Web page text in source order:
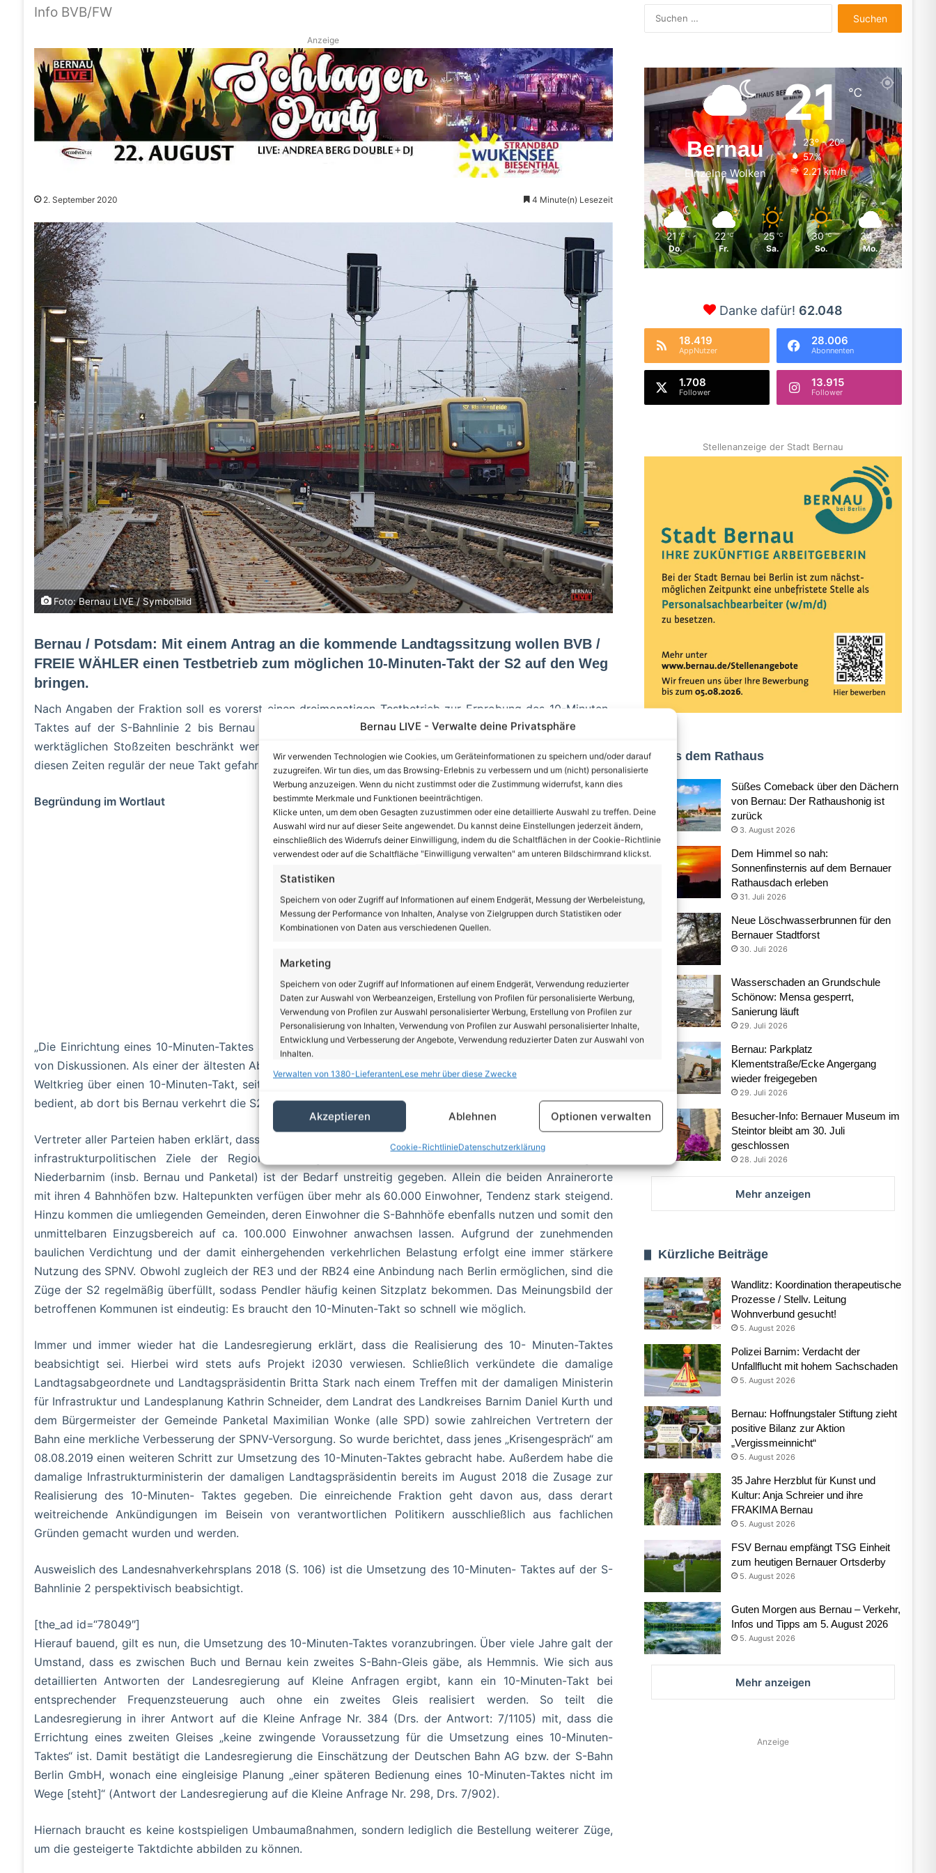
Bernau LIVE - Verwalte deine Privatsphäre
Wir verwenden Technologien wie Cookies, um Geräteinformationen zu speichern und/oder darauf
zuzugreifen. Wir tun dies, um das Browsing-Erlebnis zu verbessern und um (nicht) personalisierte
Werbung anzuzeigen. Wenn du nicht zustimmst oder die Zustimmung widerrufst, kann dies
bestimmte Merkmale und Funktionen beeinträchtigen.
Klicke unten, um dem oben Gesagten zuzustimmen oder eine detaillierte Auswahl zu treffen. Deine
Auswahl wird nur auf dieser Seite angewendet. Du kannst deine Einstellungen jederzeit ändern,
einschließlich des Widerrufs deiner Einwilligung, indem du die Schaltflächen in der Cookie-Richtlinie
verwendest oder auf die Schaltfläche "Einwilligung verwalten" am unteren Bildschirmrand klickst.
Statistiken
Speichern von oder Zugriff auf Informationen auf einem Endgerät, Messung der Werbeleistung,
Messung der Performance von Inhalten, Analyse von Zielgruppen durch Statistiken oder
Kombinationen von Daten aus verschiedenen Quellen.
Marketing
Speichern von oder Zugriff auf Informationen auf einem Endgerät, Verwendung reduzierter
Daten zur Auswahl von Werbeanzeigen, Erstellung von Profilen für personalisierte Werbung,
Verwendung von Profilen zur Auswahl personalisierter Werbung, Erstellung von Profilen zur
Personalisierung von Inhalten, Verwendung von Profilen zur Auswahl personalisierter Inhalte,
Entwicklung und Verbesserung der Angebote, Verwendung reduzierter Daten zur Auswahl von
Inhalten.
Abgleichung und Kombination von Daten aus unterschiedlichen Quellen,
Verknüpfung verschiedener Endgeräte, Identifikation von Endgeräten anhand
Gewährleistung der Sicherheit, Verhinderung und Aufdeckung
von Betrug und Fehlerbehebung, Bereitstellung und Anzeige
von Werbung und Inhalten, Ihre Entscheidungen zum
Datenschutz speichern und übermitteln.
Immer aktiv
Verwalten von 1380-LieferantenLese mehr über diese Zwecke
Akzeptieren Ablehnen Optionen verwalten
Cookie-RichtlinieDatenschutzerklärung
Info BVB/FW
Anzeige
2. September 2020 4 Minute(n) Lesezeit
Foto: Bernau LIVE / Symbolbild
Bernau / Potsdam: Mit einem Antrag an die kommende Landtagssitzung wollen BVB /
FREIE WÄHLER einen Testbetrieb zum möglichen 10-Minuten-Takt der S2 auf den Weg
bringen.
Nach Angaben der Fraktion soll es vorerst einen dreimonatigen Testbetrieb zur Erprobung des 10-Minuten-
Taktes auf der S-Bahnlinie 2 bis Bernau geben. Ab dem ersten Quartal 2021 soll der Test dann auf die
werktäglichen Stoßzeiten beschränkt werden. Nach Auswertung dieser Phase soll dann ab Ende 2021 zu
diesen Zeiten regulär der neue Takt gefahren werden.
Begründung im Wortlaut
Anzeige
„Die Einrichtung eines 10-Minuten-Taktes auf der S-Bahnlinie 2 bis Bernau ist seit Jahrzehnten Gegenstand
von Diskussionen. Als einer der ältesten Abschnitte des Berliner S-Bahn-Netzes verfügte sie bis zum Zweiten
Weltkrieg über einen 10-Minuten-Takt, seitdem wird nur noch der Streckenabschnitt bis Buch entsprechend
bedient, ab dort bis Bernau verkehrt die S2 im 20-Minuten-Takt.
Vertreter aller Parteien haben erklärt, dass die Durchsetzung eines 10-Minuten-Taktes eines der dringendsten
infrastrukturpolitischen Ziele der Region sei. Angesichts der massiv zunehmenden Bevölkerung im
Niederbarnim (insb. Bernau und Panketal) ist der Bedarf unstreitig gegeben. Allein die beiden Anrainerorte
mit ihren 4 Bahnhöfen bzw. Haltepunkten verfügen über mehr als 60.000 Einwohner, Tendenz stark steigend.
Hinzu kommen die umliegenden Gemeinden, deren Einwohner die S-Bahnhöfe ebenfalls nutzen und somit den
unmittelbaren Einzugsbereich auf ca. 100.000 Einwohner anwachsen lassen. Aufgrund der zunehmenden
baulichen Verdichtung und der damit einhergehenden verkehrlichen Belastung erfolgt eine immer stärkere
Nutzung des SPNV. Obwohl zugleich der RE3 und der RB24 eine Anbindung nach Berlin ermöglichen, sind die
Züge der S2 regelmäßig überfüllt, sodass Pendler häufig keinen Sitzplatz bekommen. Das Meinungsbild der
betroffenen Kommunen ist eindeutig: Es braucht den 10-Minuten-Takt so schnell wie möglich.
Immer und immer wieder hat die Landesregierung erklärt, dass die Realisierung des 10- Minuten-Taktes
beabsichtigt sei. Hierbei wird stets aufs Projekt i2030 verwiesen. Schließlich verkündete die damalige
Landtagsabgeordnete und Landtagspräsidentin Britta Stark nach einem Treffen mit der damaligen Ministerin
für Infrastruktur und Landesplanung Kathrin Schneider, dem Landrat des Landkreises Barnim Daniel Kurth und
dem Bürgermeister der Gemeinde Panketal Maximilian Wonke (alle SPD) sowie zahlreichen Vertretern der
Bahn eine merkliche Verbesserung der SPNV-Versorgung. So wurde berichtet, dass jenes „Krisengespräch“ am
08.08.2019 einen weiteren Schritt zur Umsetzung des 10-Minuten-Taktes gebracht habe. Außerdem habe die
damalige Infrastrukturministerin der damaligen Landtagspräsidentin bereits im August 2018 die Zusage zur
Realisierung des 10-Minuten- Taktes gegeben. Die einreichende Fraktion geht davon aus, dass derart
weitreichende Ankündigungen im Beisein von verantwortlichen Politikern ausschließlich aus fachlichen
Gründen gemacht wurden und werden.
Ausweislich des Landesnahverkehrsplans 2018 (S. 106) ist die Umsetzung des 10-Minuten- Taktes auf der S-
Bahnlinie 2 perspektivisch beabsichtigt.
[the_ad id=“78049″]
Hierauf bauend, gilt es nun, die Umsetzung des 10-Minuten-Taktes voranzubringen. Über viele Jahre galt der
Umstand, dass es zwischen Buch und Bernau kein zweites S-Bahn-Gleis gäbe, als Hemmnis. Wie sich aus
detaillierten Antworten der Landesregierung auf Kleine Anfragen ergibt, kann ein 10-Minuten-Takt bei
entsprechender Frequenzsteuerung auch ohne ein zweites Gleis realisiert werden. So teilt die
Landesregierung in ihrer Antwort auf die Kleine Anfrage Nr. 384 (Drs. der Antwort: 7/1105) mit, dass die
Errichtung eines zweiten Gleises „keine zwingende Voraussetzung für die Umsetzung eines 10-Minuten-
Taktes“ ist. Damit bestätigt die Landesregierung die Einschätzung der Deutschen Bahn AG bzw. der S-Bahn
Berlin GmbH, wonach eine eingleisige Planung „einer späteren Bedienung eines 10-Minuten-Taktes nicht im
Wege [steht]“ (Antwort der Landesregierung auf die Kleine Anfrage Nr. 298, Drs. 7/902).
Hiernach braucht es keine kostspieligen Umbaumaßnahmen, sondern lediglich die Bestellung weiterer Züge,
um die gesteigerte Taktdichte abbilden zu können.
nach:
Bernau
Einzelne Wolken
21℃
23º - 20º
57%
2.21 km/h
21 ℃
Do.
22 ℃
Fr.
25 ℃
Sa.
30 ℃
So.
34 ℃
Mo.
Danke dafür! 62.048
18.419
AppNutzer
28.006
Abonnenten
1.708
Follower
13.915
Follower
Stellenanzeige der Stadt Bernau
Aus dem Rathaus
Süßes Comeback über den Dächern
von Bernau: Der Rathaushonig ist
zurück
3. August 2026
Dem Himmel so nah:
Sonnenfinsternis auf dem Bernauer
Rathausdach erleben
31. Juli 2026
Neue Löschwasserbrunnen für den
Bernauer Stadtforst
30. Juli 2026
Wasserschaden an Grundschule
Schönow: Mensa gesperrt,
Sanierung läuft
29. Juli 2026
Bernau: Parkplatz
Klementstraße/Ecke Angergang
wieder freigegeben
29. Juli 2026
Besucher-Info: Bernauer Museum im
Steintor bleibt am 30. Juli
geschlossen
28. Juli 2026
Mehr anzeigen
Kürzliche Beiträge
Wandlitz: Koordination therapeutische
Prozesse / Stellv. Leitung
Wohnverbund gesucht!
5. August 2026
Polizei Barnim: Verdacht der
Unfallflucht mit hohem Sachschaden
5. August 2026
Bernau: Hoffnungstaler Stiftung zieht
positive Bilanz zur Aktion
„Vergissmeinnicht“
5. August 2026
35 Jahre Herzblut für Kunst und
Kultur: Anja Schreier und ihre
FRAKIMA Bernau
5. August 2026
FSV Bernau empfängt TSG Einheit
zum heutigen Bernauer Ortsderby
5. August 2026
Guten Morgen aus Bernau – Verkehr,
Infos und Tipps am 5. August 2026
5. August 2026
Mehr anzeigen
Anzeige